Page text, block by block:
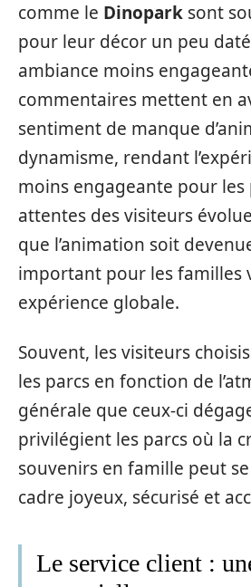
comme le Dinopark sont
pour leur décor un peu
ambiance moins
commentaires mettent en
sentiment de manque
dynamisme, rendant
moins engageante pour les
attentes des visiteurs
que l’animation soit
important pour les familles
expérience globale.
Souvent, les visiteurs
les parcs en fonction de
générale que ceux-ci
privilégient les parcs où la
souvenirs en famille peut
cadre joyeux, sécurisé et
Le service client :